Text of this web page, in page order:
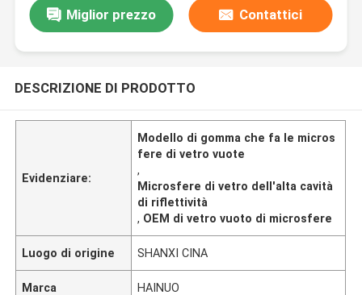
Miglior prezzo Contattici
DESCRIZIONE DI PRODOTTO
Evidenziare:
Modello di gomma che fa le micros
fere di vetro vuote
,
Microsfere di vetro dell'alta cavità
di riflettività
, OEM di vetro vuoto di microsfere
Luogo di origine SHANXI CINA
Marca HAINUO